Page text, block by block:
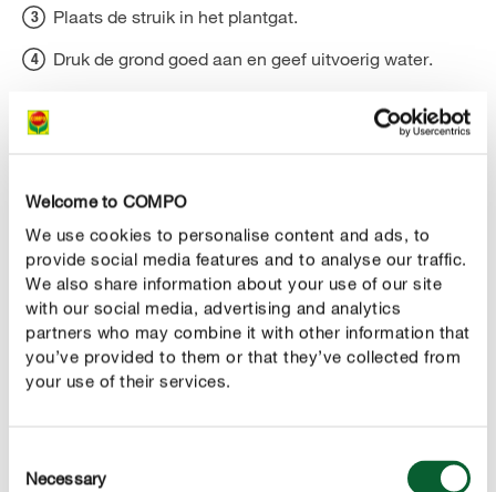
Welcome to COMPO
We use cookies to personalise content and ads, to
provide social media features and to analyse our traffic.
We also share information about your use of our site
with our social media, advertising and analytics
partners who may combine it with other information that
you’ve provided to them or that they’ve collected from
your use of their services.
Selection
Necessary
Plaats de struik in het plantgat.
Druk de grond goed aan en geef uitvoerig water.
Als je dat wenst, kan je de sneeuwbessenstruik ook als
haag
aanplanten. Hierbij plant je ongeveer 2 tot 3
stevige haag zijn gevormd.